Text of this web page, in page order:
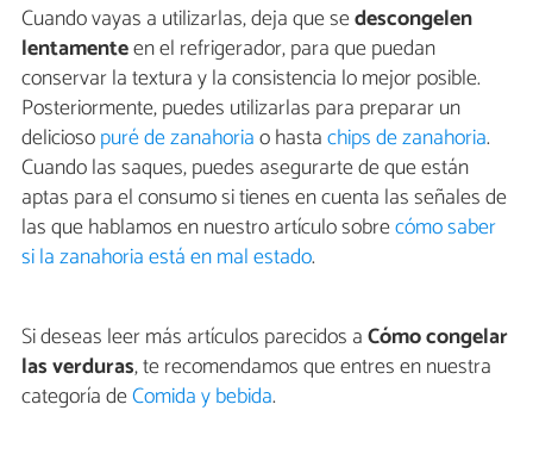
Cuando vayas a utilizarlas, deja que sedescongelen
lentamenteen el refrigerador, para que puedan
conservar la textura y la consistencia lo mejor posible.
Posteriormente, puedes utilizarlas para preparar un
deliciosopuré de zanahoriao hastachips de zanahoria.
Cuando las saques, puedes asegurarte de que están
aptas para el consumo si tienes en cuenta las señales de
las que hablamos en nuestro artículo sobrecómo saber
si la zanahoria está en mal estado.
Si deseas leer más artículos parecidos aCómo congelar
las verduras, te recomendamos que entres en nuestra
categoría deComida y bebida.